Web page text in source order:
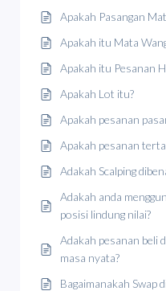
Apakah Pasangan
Apakah itu Mata
Apakah itu Pesanan
Apakah Lot itu?
Apakah pesanan
Apakah pesanan
Adakah Scalping
Adakah anda
posisi lindung nilai?
Adakah pesanan beli
masa nyata?
Bagaimanakah Swap